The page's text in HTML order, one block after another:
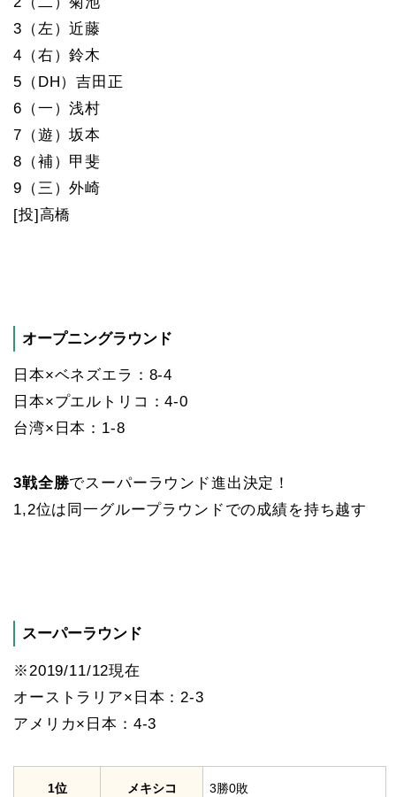
3（左）近藤
4（右）鈴木
5（DH）吉田正
6（一）浅村
7（遊）坂本
8（補）甲斐
9（三）外崎
[投]高橋
オープニングラウンド
日本×ベネズエラ：8-4
日本×プエルトリコ：4-0
台湾×日本：1-8
3戦全勝でスーパーラウンド進出決定！
1,2位は同一グループラウンドでの成績を持ち越す
スーパーラウンド
※2019/11/12現在
オーストラリア×日本：2-3
アメリカ×日本：4-3
1位 メキシコ 3勝0敗